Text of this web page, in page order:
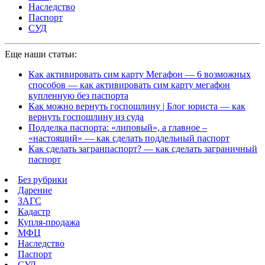
Наследство
Паспорт
СУД
Еще наши статьи:
Как активировать сим карту Мегафон — 6 возможных
способов — как активировать сим карту мегафон
купленную без паспорта
Как можно вернуть госпошлину | Блог юриста — как
вернуть госпошлину из суда
Подделка паспорта: «липовый», а главное –
«настоящий» — как сделать поддельный паспорт
Как сделать загранпаспорт? — как сделать заграничный
паспорт
Без рубрики
Дарение
ЗАГС
Кадастр
Купля-продажа
МФЦ
Наследство
Паспорт